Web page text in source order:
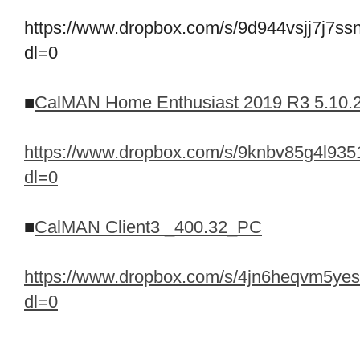
https://www.dropbox.com/s/
dl=0
■CalMAN Home Enthusiast 2019 R3
https://www.dropbox.com/s/
dl=0
■CalMAN Client3 _400.32_PC
https://www.dropbox.com/s/
dl=0